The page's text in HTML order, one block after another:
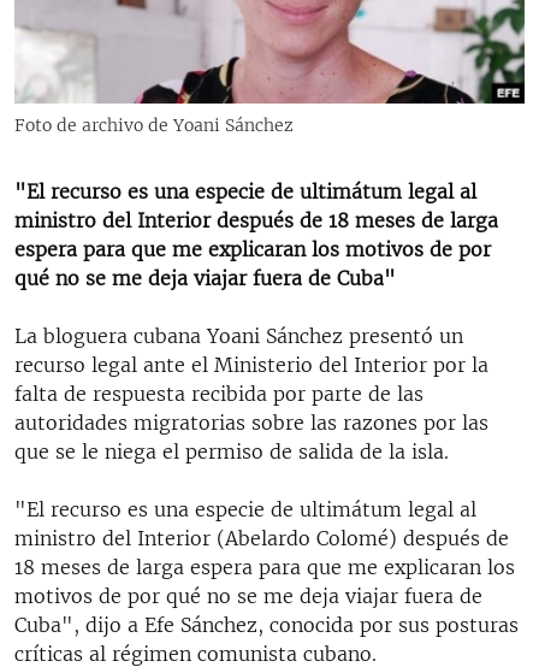
RADIO MARTÍ
ESPECIALES
ESPECIALES
SER VIEJO EN CUBA
LOS SANTOS DE HIALEAH
DESINFORMACIÓN RUSA EN AMÉRICA LATINA
LA INVASIÓN DE RUSIA A UCRANIA
MULTIMEDIA
SÍGUENOS
Foto de archivo de Yoani Sánchez
"El recurso es una especie de ultimátum legal al
ministro del Interior después de 18 meses de larga
espera para que me explicaran los motivos de por
qué no se me deja viajar fuera de Cuba"
La bloguera cubana Yoani Sánchez presentó un
recurso legal ante el Ministerio del Interior por la
falta de respuesta recibida por parte de las
autoridades migratorias sobre las razones por las
que se le niega el permiso de salida de la isla.
"El recurso es una especie de ultimátum legal al
ministro del Interior (Abelardo Colomé) después de
18 meses de larga espera para que me explicaran los
motivos de por qué no se me deja viajar fuera de
Cuba", dijo a Efe Sánchez, conocida por sus posturas
críticas al régimen comunista cubano.